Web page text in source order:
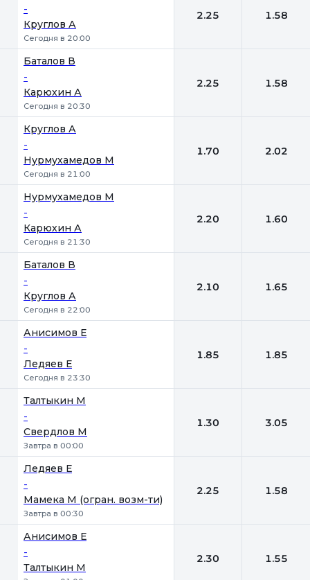
-
Круглов А
Сегодня в 20:00
2.25 1.58
Баталов В
-
Карюхин А
Сегодня в 20:30
2.25 1.58
Круглов А
-
Нурмухамедов М
Сегодня в 21:00
1.70 2.02
Нурмухамедов М
-
Карюхин А
Сегодня в 21:30
2.20 1.60
Баталов В
-
Круглов А
Сегодня в 22:00
2.10 1.65
Анисимов Е
-
Ледяев Е
Сегодня в 23:30
1.85 1.85
Талтыкин М
-
Свердлов М
Завтра в 00:00
1.30 3.05
Ледяев Е
-
Мамека М (огран. возм-ти)
Завтра в 00:30
2.25 1.58
Анисимов Е
-
Талтыкин М
2.30 1.55